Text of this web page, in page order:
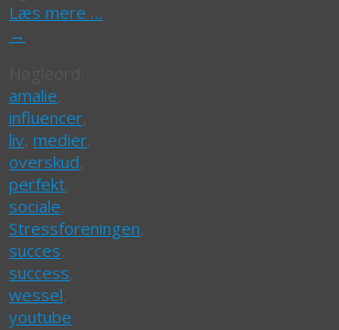
Læs mere …
→
amalie
influencer
liv medier
overskud
perfekt
sociale
Stressforeningen
succes
success
wessel
youtube